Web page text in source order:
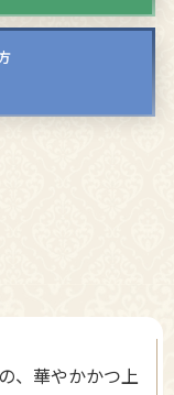
、華やかかつ上